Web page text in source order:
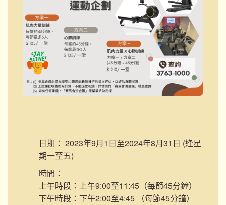
日期： 2023年9月1日至2024年8月31日 (逢星
期一至五)
時間：
上午時段：上午9:00至11:45（每節45分鐘）
下午時段：下午2:00至4:45 （每節45分鐘）